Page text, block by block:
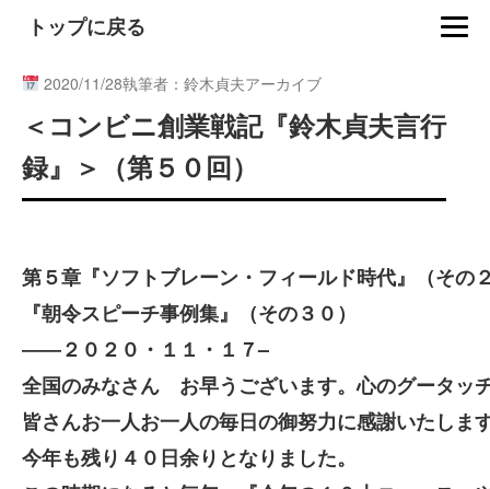
トップに戻る
2020/11/28執筆者：鈴木貞夫アーカイブ
＜コンビニ創業戦記『鈴木貞夫言行
録』＞（第５０回）
第５章『ソフトブレーン・フィールド時代』（その
『朝令スピーチ事例集』（その３０）
――２０２０・１１・１７–
全国のみなさん お早うございます。心のグータッ
皆さんお一人お一人の毎日の御努力に感謝いたしま
今年も残り４０日余りとなりました。